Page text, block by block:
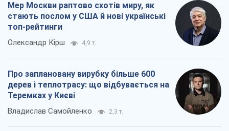
Мер Москви раптово схотів миру, як
стають послом у США й нові українські
топ-рейтинги
Олександр Кірш 4,9 т.
Про заплановану вирубку більше 600
дерев і теплотрасу: що відбувається на
Теремках у Києві
Владислав Самойленко 2,3 т.